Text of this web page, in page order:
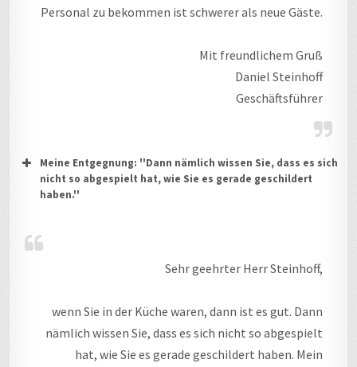
Personal zu bekommen ist schwerer als neue Gäste.
Mit freundlichem Gruß
Daniel Steinhoff
Geschäftsführer
Meine Entgegnung: ''Dann nämlich wissen Sie, dass es sich
nicht so abgespielt hat, wie Sie es gerade geschildert
haben.''
Sehr geehrter Herr Steinhoff,
wenn Sie in der Küche waren, dann ist es gut. Dann
nämlich wissen Sie, dass es sich nicht so abgespielt
hat, wie Sie es gerade geschildert haben. Mein